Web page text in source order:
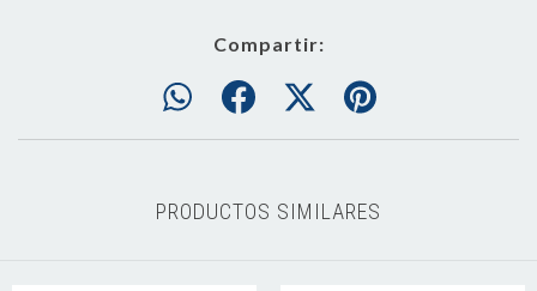
Compartir:
PRODUCTOS SIMILARES